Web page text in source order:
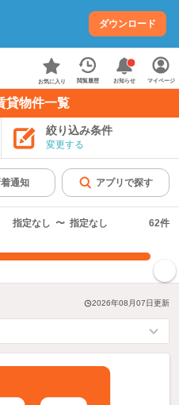
ダウンロード
お気に入り 閲覧履歴 お知らせ マイページ
貸物件一覧
絞り込み条件
変更する
通知 アプリで探す
指定なし 〜 指定なし 62件
2026年08月07日更新